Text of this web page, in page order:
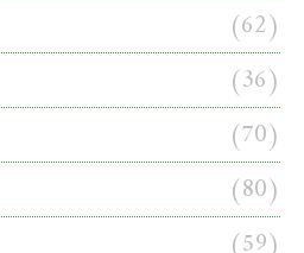
(62)
(36)
(70)
(80)
(59)